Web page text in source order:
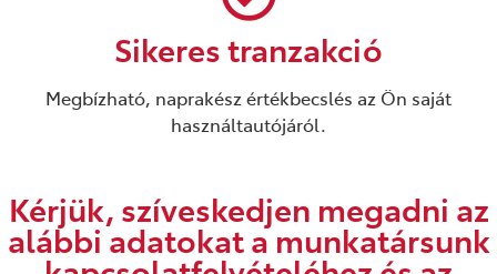
Sikeres tranzakció
Megbízható, naprakész értékbecslés az Ön saját
használtautójáról.
Kérjük, szíveskedjen megadni az
alábbi adatokat a munkatársunk